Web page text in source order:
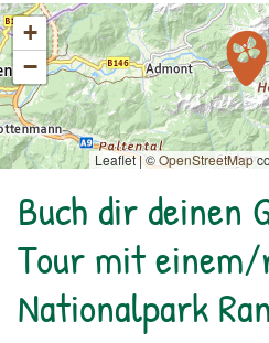
+
−
Leaflet | ©OpenStreetMap
Buch dir deinen
Tour mit
Nationalpark